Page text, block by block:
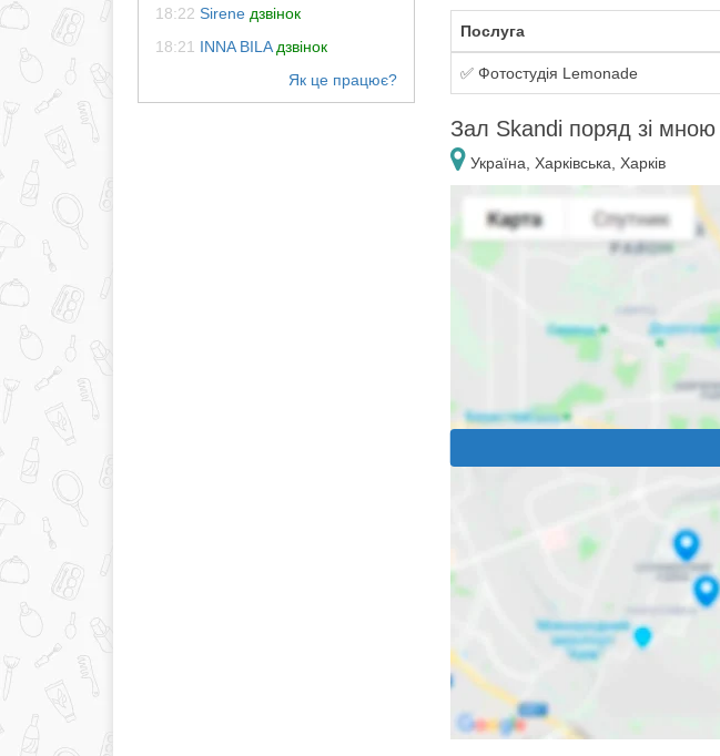
18:22 Sirene дзвінок
18:21 INNA BILA дзвінок
Послуга
✅ Фотостудiя Lemonade
Зал Skandi поряд зі мною
Україна, Харківська, Харків